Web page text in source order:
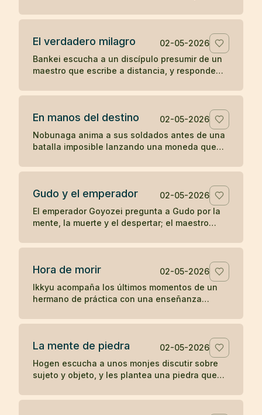
termina viendo en él a un maestro.
El verdadero milagro
02-05-2026
Bankei escucha a un discípulo presumir de un
maestro que escribe a distancia, y responde
y dormir cuando tiene sueño.
En manos del destino
02-05-2026
Nobunaga anima a sus soldados antes de una
batalla imposible lanzando una moneda que
Gudo y el emperador
02-05-2026
El emperador Goyozei pregunta a Gudo por la
mente, la muerte y el despertar; el maestro
el emperador todavía no comprende.
Hora de morir
02-05-2026
Ikkyu acompaña los últimos momentos de un
hermano de práctica con una enseñanza
muere.
La mente de piedra
02-05-2026
Hogen escucha a unos monjes discutir sobre
sujeto y objeto, y les plantea una piedra que